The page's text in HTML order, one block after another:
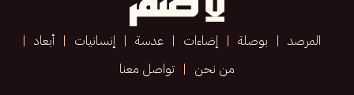
المرصد بوصلة إضاءات عدسة إنسانيات
أبعاد
من نحن
تواصل معنا